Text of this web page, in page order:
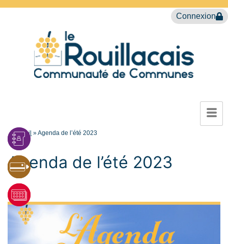
Connexion
Accueil »Agenda de l’été 2023
Agenda de l’été 2023